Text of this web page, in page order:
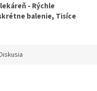
- Rýchle
balenie, Tisíce